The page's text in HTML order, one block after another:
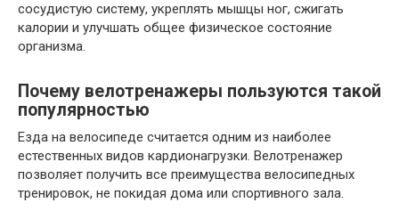
сосудистую систему, укреплять мышцы ног, сжигать
калории и улучшать общее физическое состояние
организма.
Почему велотренажеры пользуются такой
популярностью
Езда на велосипеде считается одним из наиболее
естественных видов кардионагрузки. Велотренажер
позволяет получить все преимущества велосипедных
тренировок, не покидая дома или спортивного зала.